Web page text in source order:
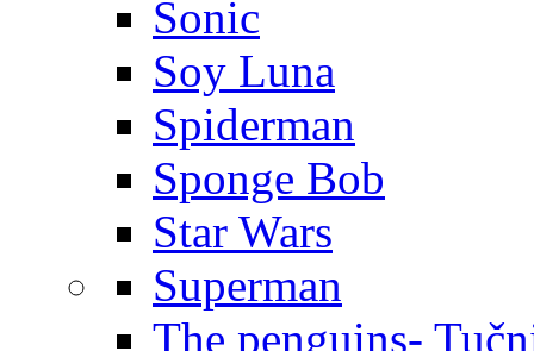
Sonic
Soy Luna
Spiderman
Sponge Bob
Star Wars
Superman
The penguins-